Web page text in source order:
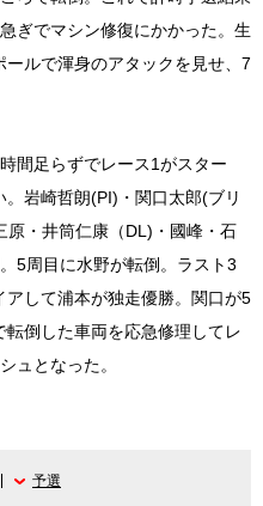
ぎでマシン修復にかかった。生
ルで渾身のアタックを見せ、7
間足らずでレース1がスター
岩崎哲朗(PI)・関口太郎(ブリ
・井筒仁康（DL)・國峰・石
5周目に水野が転倒。ラスト3
して浦本が独走優勝。関口が5
倒した車両を応急修理してレ
ュとなった。
予選